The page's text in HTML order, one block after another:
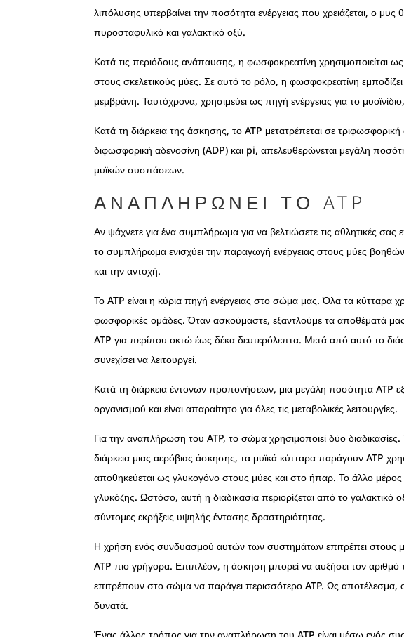
λιπόλυσης υπερβαίνει την ποσότητα ενέργειας που χρειάζεται, ο
πυροσταφυλικό και γαλακτικό οξύ.
Κατά τις περιόδους ανάπαυσης, η φωσφοκρεατίνη χρησιμοποιείται
στους σκελετικούς μύες. Σε αυτό το ρόλο, η φωσφοκρεατίνη εμποδίζει
μεμβράνη. Ταυτόχρονα, χρησιμεύει ως πηγή ενέργειας για το
Κατά τη διάρκεια της άσκησης, το ATP μετατρέπεται σε
διφωσφορική αδενοσίνη (ADP) και pi, απελευθερώνεται μεγάλη
μυϊκών συσπάσεων.
ΑΝΑΠΛΗΡΏΝΕΙ ΤΟ ATP
Αν ψάχνετε για ένα συμπλήρωμα για να βελτιώσετε τις αθλητικές σας
το συμπλήρωμα ενισχύει την παραγωγή ενέργειας στους μύες
και την αντοχή.
Το ATP είναι η κύρια πηγή ενέργειας στο σώμα μας. Όλα τα κύτταρα
φωσφορικές ομάδες. Όταν ασκούμαστε, εξαντλούμε τα αποθέματά
ATP για περίπου οκτώ έως δέκα δευτερόλεπτα. Μετά από αυτό το
συνεχίσει να λειτουργεί.
Κατά τη διάρκεια έντονων προπονήσεων, μια μεγάλη ποσότητα ATP
οργανισμού και είναι απαραίτητο για όλες τις μεταβολικές λειτουργίες.
Για την αναπλήρωση του ATP, το σώμα χρησιμοποιεί δύο
διάρκεια μιας αερόβιας άσκησης, τα μυϊκά κύτταρα παράγουν ATP
αποθηκεύεται ως γλυκογόνο στους μύες και στο ήπαρ. Το άλλο
γλυκόζης. Ωστόσο, αυτή η διαδικασία περιορίζεται από το γαλακτικό
σύντομες εκρήξεις υψηλής έντασης δραστηριότητας.
Η χρήση ενός συνδυασμού αυτών των συστημάτων επιτρέπει στους
ATP πιο γρήγορα. Επιπλέον, η άσκηση μπορεί να αυξήσει τον αριθμό
επιτρέπουν στο σώμα να παράγει περισσότερο ATP. Ως αποτέλεσμα,
δυνατά.
Ένας άλλος τρόπος για την αναπλήρωση του ATP είναι μέσω ενός